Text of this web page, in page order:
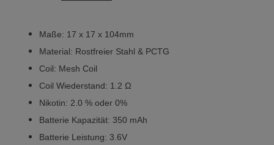
Maße: 17 x 17 x 104mm
Material: Rostfreier Stahl & PCTG
Coil: Mesh Coil
Coil Wiederstand: 1.2 Ω
Nikotin: 2.0 % oder 0%
Batterie Kapazität: 350 mAh
Batterie Leistung: 3.6V